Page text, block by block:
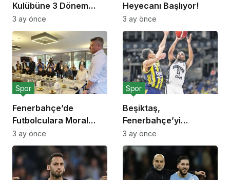
Kulübüne 3 Dönem
Transfer Yasağı!
3 ay önce
Heyecanı Başlıyor!
3 ay önce
Fenerbahçe’de
Futbolculara Moral
Yemeği!
Spor
3 ay önce
Beşiktaş,
Fenerbahçe’yi
Deplasmanda Yendi!
Spor
3 ay önce